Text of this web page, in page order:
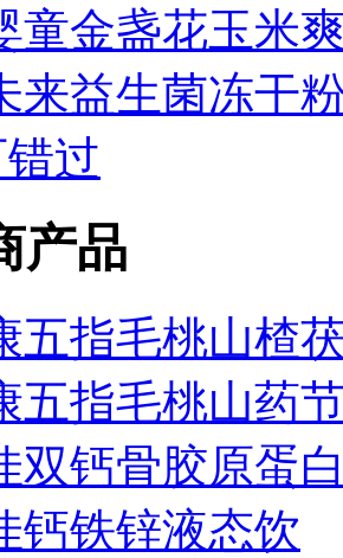
童金盏花玉米
来益生菌冻干
过
产品
五指毛桃山楂
五指毛桃山药
双钙骨胶原蛋
钙铁锌液态饮